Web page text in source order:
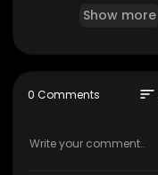
Show more
0 Comments sort